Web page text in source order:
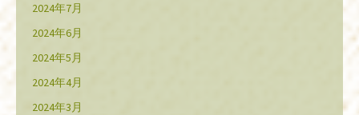
2024年7月
2024年6月
2024年5月
2024年4月
2024年3月